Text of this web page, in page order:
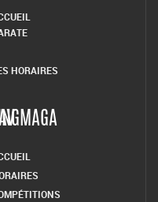
HORAIRES
MAGA